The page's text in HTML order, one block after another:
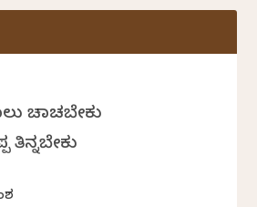
ಚಾಚಬೇಕು
ತಿನ್ನಬೇಕು